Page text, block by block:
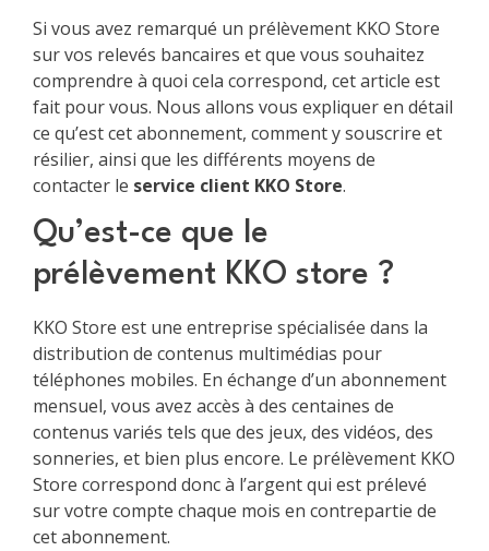
Si vous avez remarqué un prélèvement KKO Store
sur vos relevés bancaires et que vous souhaitez
comprendre à quoi cela correspond, cet article est
fait pour vous. Nous allons vous expliquer en détail
ce qu’est cet abonnement, comment y souscrire et
résilier, ainsi que les différents moyens de
contacter le service client KKO Store.
Qu’est-ce que le
prélèvement KKO store ?
KKO Store est une entreprise spécialisée dans la
distribution de contenus multimédias pour
téléphones mobiles. En échange d’un abonnement
mensuel, vous avez accès à des centaines de
contenus variés tels que des jeux, des vidéos, des
sonneries, et bien plus encore. Le prélèvement KKO
Store correspond donc à l’argent qui est prélevé
sur votre compte chaque mois en contrepartie de
cet abonnement.